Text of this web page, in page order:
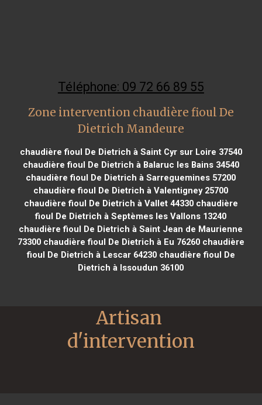
Téléphone: 09 72 66 89 55
Zone intervention chaudière fioul De
Dietrich Mandeure
chaudière fioul De Dietrich à Saint Cyr sur Loire 37540
chaudière fioul De Dietrich à Balaruc les Bains 34540
chaudière fioul De Dietrich à Sarreguemines 57200
chaudière fioul De Dietrich à Valentigney 25700
chaudière fioul De Dietrich à Vallet 44330chaudière
fioul De Dietrich à Septèmes les Vallons 13240
chaudière fioul De Dietrich à Saint Jean de Maurienne
73300chaudière fioul De Dietrich à Eu 76260chaudière
fioul De Dietrich à Lescar 64230chaudière fioul De
Dietrich à Issoudun 36100
Artisan
d'intervention